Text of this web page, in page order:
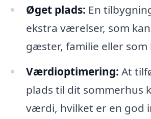
Øget plads: En
ekstra værelser, som
gæster, familie eller
Værdioptimering: At
plads til dit sommerhus
værdi, hvilket er en god